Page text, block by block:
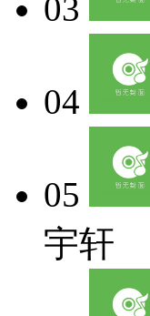
03
04
05
宇轩